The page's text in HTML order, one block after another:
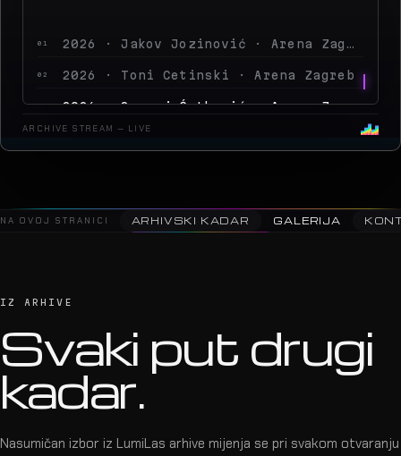
02 2026 · Toni Cetinski · Arena Zagreb
03 2026 · Sergej Ćetković · Arena Zagreb
2026 · Peđa Jovanović · Arena Zagreb
ARCHIVE STREAM — LIVE
NA OVOJ STRANICI ARHIVSKI KADAR GALERIJA
IZ ARHIVE
Svaki put drugi
kadar.
Nasumičan izbor iz LumiLas arhive mijenja se pri svakom otvaranju